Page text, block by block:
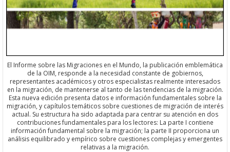
El Informe sobre las Migraciones en el Mundo, la publicación emblemática
de la OIM, responde a la necesidad constante de gobiernos,
representantes académicos y otros especialistas realmente interesados
en la migración, de mantenerse al tanto de las tendencias de la migración.
Esta nueva edición presenta datos e información fundamentales sobre la
migración, y capítulos temáticos sobre cuestiones de migración de interés
actual. Su estructura ha sido adaptada para centrar su atención en dos
contribuciones fundamentales para los lectores: La parte I contiene
información fundamental sobre la migración; la parte II proporciona un
análisis equilibrado y empírico sobre cuestiones complejas y emergentes
relativas a la migración.